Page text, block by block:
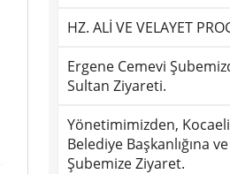
HZ. ALİ VE VELAYET
Ergene Cemevi
Sultan Ziyareti.
Yönetimimizden,
Belediye Başkanlığına
Şubemize Ziyaret.